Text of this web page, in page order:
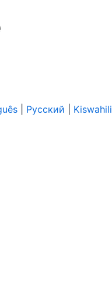
| Русский Kiswahili